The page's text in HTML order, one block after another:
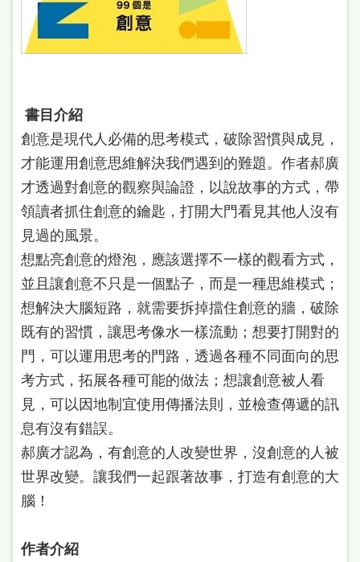
入
市
圖
站
導
覽
閱
網
兒
童
版
常
見
問
答
雙
語
彙
書目介紹
創意是現代人必備的思考模式，破除習慣與成見，
才能運用創意思維解決我們遇到的難題。作者郝廣
才透過對創意的觀察與論證，以說故事的方式，帶
領讀者抓住創意的鑰匙，打開大門看見其他人沒有
見過的風景。
想點亮創意的燈泡，應該選擇不一樣的觀看方式，
並且讓創意不只是一個點子，而是一種思維模式；
想解決大腦短路，就需要拆掉擋住創意的牆，破除
既有的習慣，讓思考像水一樣流動；想要打開對的
門，可以運用思考的門路，透過各種不同面向的思
考方式，拓展各種可能的做法；想讓創意被人看
見，可以因地制宜使用傳播法則，並檢查傳遞的訊
息有沒有錯誤。
郝廣才認為，有創意的人改變世界，沒創意的人被
世界改變。讓我們一起跟著故事，打造有創意的大
腦！
作者介紹